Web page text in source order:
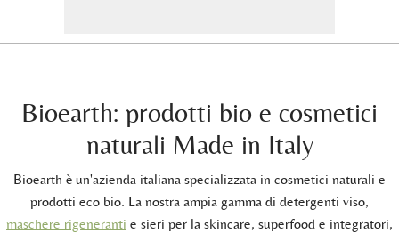
Bioearth: prodotti bio e cosmetici
naturali Made in Italy
Bioearth è un'azienda italiana specializzata in cosmetici naturali e
prodotti eco bio. La nostra ampia gamma di detergenti viso,
maschere rigeneranti e sieri per la skincare, superfood e integratori,